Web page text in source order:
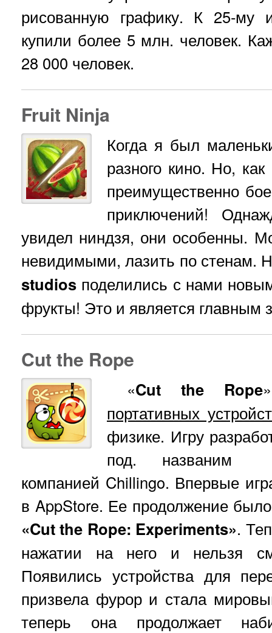
рисованную графику. К 25-му
купили более 5 млн. человек.
28 000 человек.
Fruit Ninja
Когда я был
разного кино. Но,
преимущественно
приключений!
увидел ниндзя, они особенны.
невидимыми, лазить по стенам.
studios поделились с нами
фрукты! Это и является главным
Cut the Rope
«Cut the Rope
портативных
физике. Игру
под. названим
компанией Chillingo. Впервые
в AppStore. Ее продолжение
«Cut the Rope: Experiments».
нажатии на него и нельзя
Появились устройства для
призвела фурор и стала
теперь она продолжает